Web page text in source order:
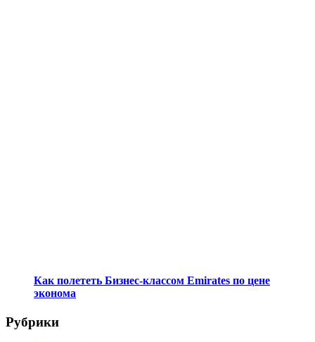
Как полететь Бизнес-классом Emirates по цене
эконома
Рубрики